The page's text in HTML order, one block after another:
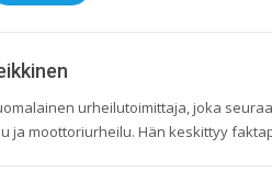
urheilutoimittaja, joka
ja moottoriurheilu. Hän keskittyy